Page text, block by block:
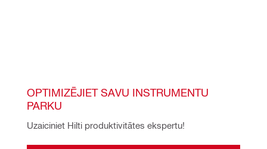
OPTIMIZĒJIET SAVU INSTRUMENTU
PARKU
Uzaiciniet Hilti produktivitātes ekspertu!